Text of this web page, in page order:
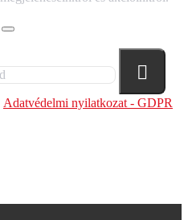
Adatvédelmi nyilatkozat - GDPR